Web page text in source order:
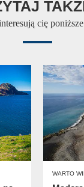
cię
WARTO